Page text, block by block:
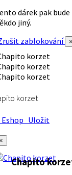
dárek pak
jiný.
zablokování
korzet
Uložit
Chapito